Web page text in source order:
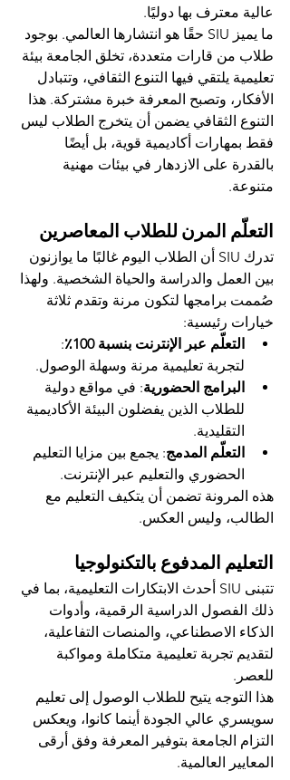
عالية معترف بها دوليًا.
ما يميز SIU حقًا هو انتشارها العالمي. بوجود
طلاب من قارات متعددة، تخلق الجامعة بيئة
تعليمية يلتقي فيها التنوع الثقافي، وتتبادل
الأفكار، وتصبح المعرفة خبرة مشتركة. هذا
التنوع الثقافي يضمن أن يتخرج الطلاب ليس
فقط بمهارات أكاديمية قوية، بل أيضًا
بالقدرة على الازدهار في بيئات مهنية
متنوعة.
التعلّم المرن للطلاب المعاصرين
تدرك SIU أن الطلاب اليوم غالبًا ما يوازنون
بين العمل والدراسة والحياة الشخصية. ولهذا
صُممت برامجها لتكون مرنة وتقدم ثلاثة
خيارات رئيسية:
التعلّم عبر الإنترنت بنسبة 100٪
:
لتجربة تعليمية مرنة وسهلة الوصول.
البرامج الحضورية: في مواقع دولية
للطلاب الذين يفضلون البيئة الأكاديمية
التقليدية.
التعلّم المدمج: يجمع بين مزايا التعليم
الحضوري والتعليم عبر الإنترنت.
هذه المرونة تضمن أن يتكيف التعليم مع
الطالب، وليس العكس.
التعليم المدفوع بالتكنولوجيا
تتبنى SIU أحدث الابتكارات التعليمية، بما في
ذلك الفصول الدراسية الرقمية، وأدوات
الذكاء الاصطناعي، والمنصات التفاعلية،
لتقديم تجربة تعليمية متكاملة ومواكبة
للعصر.
هذا التوجه يتيح للطلاب الوصول إلى تعليم
سويسري عالي الجودة أينما كانوا، ويعكس
التزام الجامعة بتوفير المعرفة وفق أرقى
المعايير العالمية.